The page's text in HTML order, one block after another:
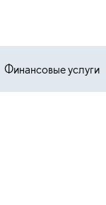
Финансовые услуги